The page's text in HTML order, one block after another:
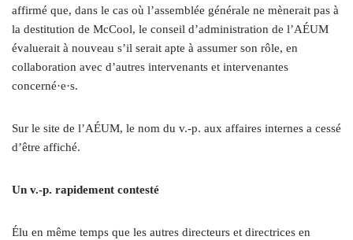
affirmé que, dans le cas où l’assemblée générale ne mènerait pas à
la destitution de McCool, le conseil d’administration de l’AÉUM
évaluerait à nouveau s’il serait apte à assumer son rôle, en
collaboration avec d’autres intervenants et intervenantes
concerné·e·s.
Sur le site de l’AÉUM, le nom du v.-p. aux affaires internes a cessé
d’être affiché.
Un v.-p. rapidement contesté
Élu en même temps que les autres directeurs et directrices en